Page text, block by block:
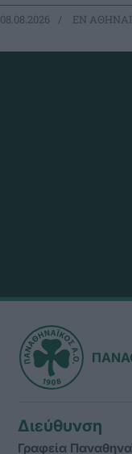
08.08.2026 EΝ
Διεύθυνση
Γραφεία